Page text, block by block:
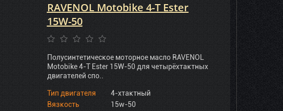
RAVENOL Motobike 4-T Ester
15W-50
Полусинтетическое моторное масло RAVENOL
Motobike 4-T Ester 15W-50 для четырёхтактных
двигателей спо..
Тип двигателя
4-хтактный
Вязкость
15w-50